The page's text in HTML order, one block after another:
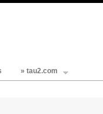
» tau2.com